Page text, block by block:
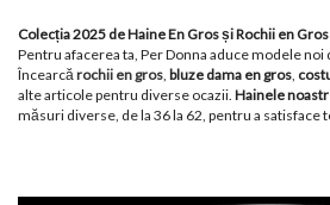
Colecția 2025 de Haine En Gros și Rochii en Gros
Pentru afacerea ta, Per Donna aduce modele noi
Încearcă rochii en gros bluze dama en gros
alte articole pentru diverse ocazii. Hainele
măsuri diverse, de la 36 la 62, pentru a satisface